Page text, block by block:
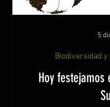
Hoy festejamos
Biodiversidad
5